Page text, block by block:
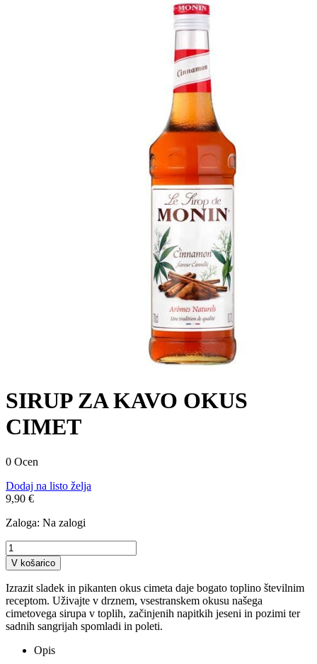
SIRUP ZA KAVO OKUS
CIMET
0 Ocen
Dodaj na listo želja
9,90 €
Zaloga: Na zalogi
V košarico
Izrazit sladek in pikanten okus cimeta daje bogato toplino številnim
receptom. Uživajte v drznem, vsestranskem okusu našega
cimetovega sirupa v toplih, začinjenih napitkih jeseni in pozimi ter
sadnih sangrijah spomladi in poleti.
Opis